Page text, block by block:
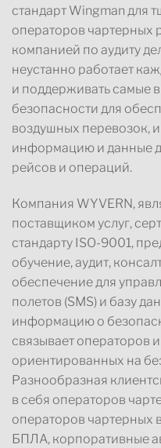
стандарт Wingman для
операторов чартерных
компанией по аудиту
неустанно работает
и поддерживать самые
безопасности для
воздушных перевозок,
информацию и данные
рейсов и операций.
Компания WYVERN,
поставщиком услуг,
стандарту ISO-9001,
обучение, аудит,
обеспечение для
полетов (SMS) и базу
информацию о
связывает операторов
ориентированных на
Разнообразная
в себя операторов
операторов чартерных
БПЛА, корпоративные